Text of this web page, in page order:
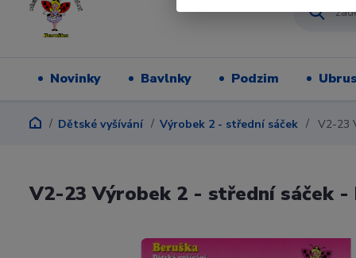
Novinky Bavlnky Podzim
Dětské vyšívání Výrobek 2 - střední sáček V2-23
V2-23 Výrobek 2 - střední sáček -